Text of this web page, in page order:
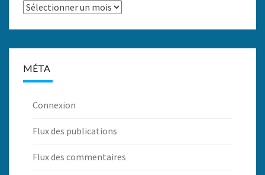
Archives
MÉTA
Connexion
Flux des publications
Flux des commentaires